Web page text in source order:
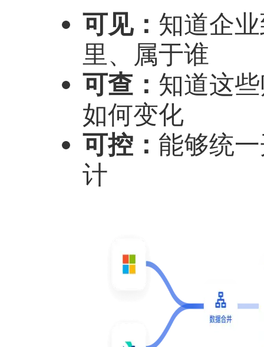
可见： 知道企
里、属于谁
可查： 知道这
如何变化
可控： 能够统
计